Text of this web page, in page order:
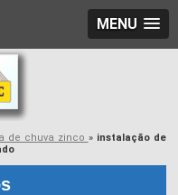
MENU
de chuva zinco » instalação de